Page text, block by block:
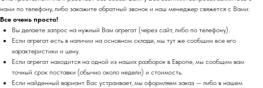
нами по телефону, либо закажите обратный звонок и наш менеджер свяжется с Вами:
Все очень просто!
Вы делаете запрос на нужный Вам агрегат (через сайт, либо по телефону).
Если агрегат есть в наличии на основном складе, мы тут же сообщим все его
характеристики и цену.
Если агрегат находится на одной из наших разборок в Европе, мы сообщим вам
точный срок поставки (обычно около недели) и стоимость.
Если найденный вариант Вас устраивает, мы оформляем заказ — либо в нашем